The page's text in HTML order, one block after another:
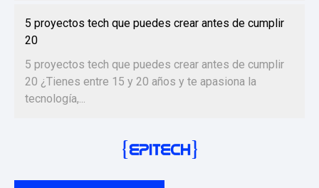
5 proyectos tech que puedes crear antes de cumplir
20
5 proyectos tech que puedes crear antes de cumplir
20 ¿Tienes entre 15 y 20 años y te apasiona la
tecnología,...